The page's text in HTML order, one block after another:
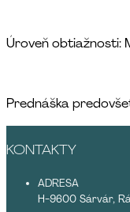
Úroveň obtiažnosti:
Prednáška
KONTAKTY
ADRESA
H-9600 Sárvár,